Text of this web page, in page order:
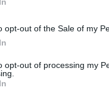
opt-out of the Sale of my
opt-out of processing my
több